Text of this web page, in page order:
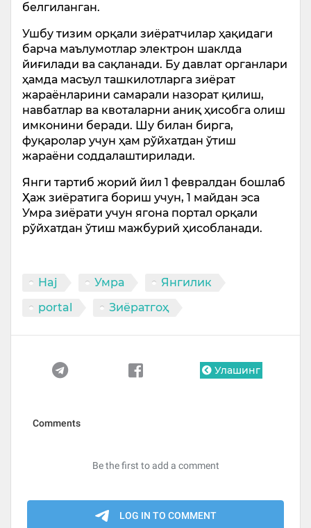
белгиланган.
Ушбу тизим орқали зиёратчилар ҳақидаги
барча маълумотлар электрон шаклда
йиғилади ва сақланади. Бу давлат органлари
ҳамда масъул ташкилотларга зиёрат
жараёнларини самарали назорат қилиш,
навбатлар ва квоталарни аниқ ҳисобга олиш
имконини беради. Шу билан бирга,
фуқаролар учун ҳам рўйхатдан ўтиш
жараёни соддалаштирилади.
Янги тартиб жорий йил 1 февралдан бошлаб
Ҳаж зиёратига бориш учун, 1 майдан эса
Умра зиёрати учун ягона портал орқали
рўйхатдан ўтиш мажбурий ҳисобланади.
Haj Умра
Янгилик
portal
Зиёратгоҳ
Улашинг